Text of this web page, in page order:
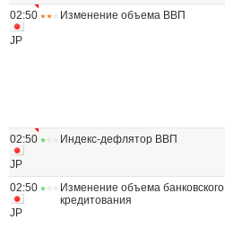
02:50
JP
Изменение объема ВВП
02:50
JP
Индекс-дефлятор ВВП
02:50
JP
Изменение объема банковского
кредитования